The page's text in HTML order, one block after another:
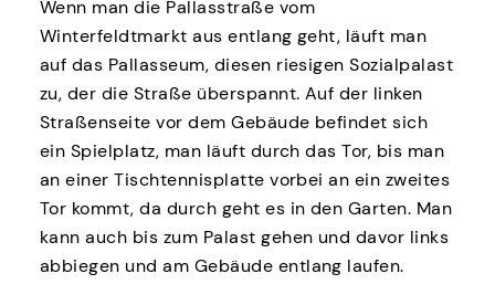
Wenn man die Pallasstraße vom
Winterfeldtmarkt aus entlang geht, läuft man
auf das Pallasseum, diesen riesigen Sozialpalast
zu, der die Straße überspannt. Auf der linken
Straßenseite vor dem Gebäude befindet sich
ein Spielplatz, man läuft durch das Tor, bis man
an einer Tischtennisplatte vorbei an ein zweites
Tor kommt, da durch geht es in den Garten. Man
kann auch bis zum Palast gehen und davor links
abbiegen und am Gebäude entlang laufen.